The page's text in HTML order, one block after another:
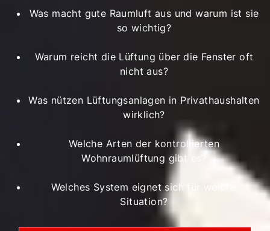
Was macht gute Raumluft aus und warum ist sie
so wichtig?
Warum reicht die Lüftung über die Fenster oft
nicht aus?
Was nützen Lüftungsanlagen in Privathaushalten
wirklich?
Welche Arten der kontrollierten
Wohnraumlüftung gibt es?
Welches System eignet sich für welche
Situation?
Karriere